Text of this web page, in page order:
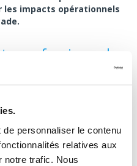
personnaliser le contenu
relatives aux
notre trafic. Nous
impacts opérationnels
professionnels
de matériel pour un stand
de garantir l’arrivée du
prise en charge personnalisée